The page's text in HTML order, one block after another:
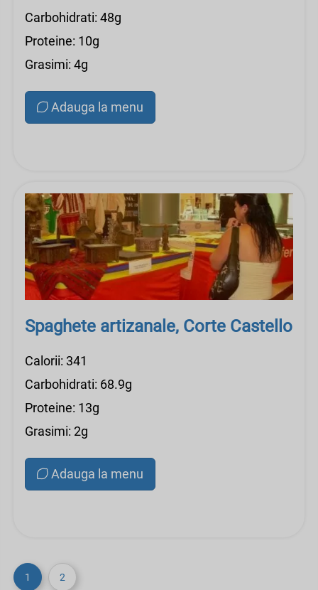
Carbohidrati: 48g
Proteine: 10g
Grasimi: 4g
Adauga la menu
Spaghete artizanale, Corte Castello
Calorii: 341
Carbohidrati: 68.9g
Proteine: 13g
Grasimi: 2g
Adauga la menu
1 2